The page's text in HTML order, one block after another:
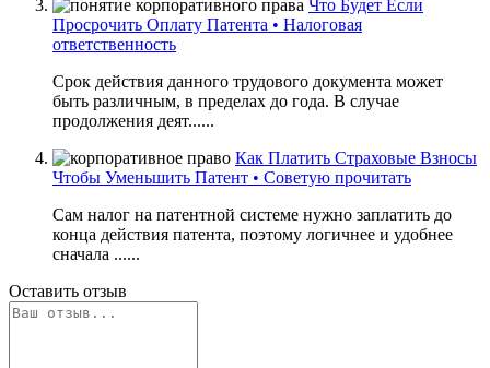
Что Будет Если
Просрочить Оплату Патента • Налоговая
ответственность
Срок действия данного трудового документа может
быть различным, в пределах до года. В случае
продолжения деят......
Как Платить Страховые Взносы
Чтобы Уменьшить Патент • Советую прочитать
Сам налог на патентной системе нужно заплатить до
конца действия патента, поэтому логичнее и удобнее
сначала ......
Оставить отзыв